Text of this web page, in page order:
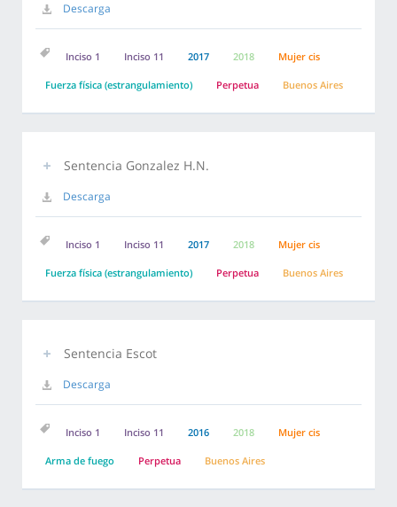
Descarga
Inciso 1 Inciso 11 2017 2018 Mujer cis
Fuerza física (estrangulamiento) Perpetua Buenos Aires
Sentencia Gonzalez H.N.
Descarga
Inciso 1 Inciso 11 2017 2018 Mujer cis
Fuerza física (estrangulamiento) Perpetua Buenos Aires
Sentencia Escot
Descarga
Inciso 1 Inciso 11 2016 2018 Mujer cis
Arma de fuego Perpetua Buenos Aires